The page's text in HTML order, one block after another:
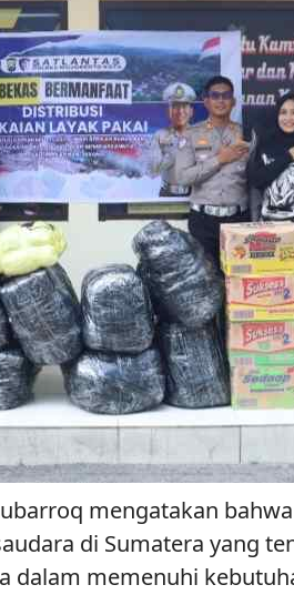
mengatakan
di Sumatera yang
memenuhi